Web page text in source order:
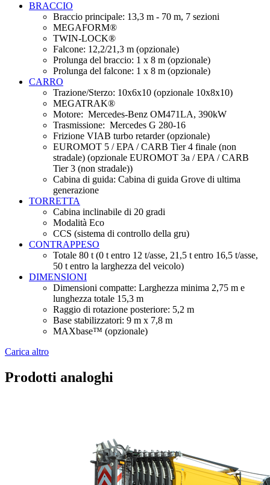
BRACCIO
Braccio principale: 13,3 m - 70 m, 7 sezioni
MEGAFORM®
TWIN-LOCK®
Falcone: 12,2/21,3 m (opzionale)
Prolunga del braccio: 1 x 8 m (opzionale)
Prolunga del falcone: 1 x 8 m (opzionale)
CARRO
Trazione/Sterzo: 10x6x10 (opzionale 10x8x10)
MEGATRAK®
Motore: Mercedes-Benz OM471LA, 390kW
Trasmissione: Mercedes G 280-16
Frizione VIAB turbo retarder (opzionale)
EUROMOT 5 / EPA / CARB Tier 4 finale (non
stradale) (opzionale EUROMOT 3a / EPA / CARB
Tier 3 (non stradale))
Cabina di guida: Cabina di guida Grove di ultima
generazione
TORRETTA
Cabina inclinabile di 20 gradi
Modalità Eco
CCS (sistema di controllo della gru)
CONTRAPPESO
Totale 80 t (0 t entro 12 t/asse, 21,5 t entro 16,5 t/asse,
50 t entro la larghezza del veicolo)
DIMENSIONI
Dimensioni compatte: Larghezza minima 2,75 m e
lunghezza totale 15,3 m
Raggio di rotazione posteriore: 5,2 m
Base stabilizzatori: 9 m x 7,8 m
MAXbase™ (opzionale)
Carica altro
Prodotti analoghi